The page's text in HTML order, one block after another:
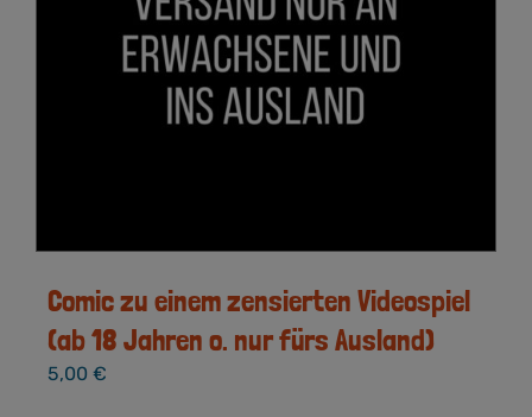
Comic zu einem zensierten Videospiel
(ab 18 Jahren o. nur fürs Ausland)
5,00 €